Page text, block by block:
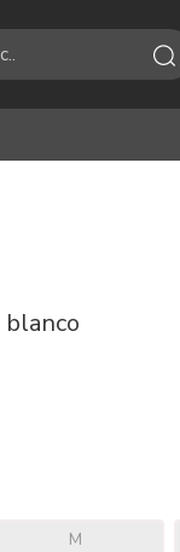
blanco
M